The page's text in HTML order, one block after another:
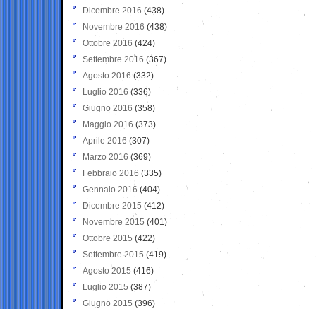
Dicembre 2016 (438)
Novembre 2016 (438)
Ottobre 2016 (424)
Settembre 2016 (367)
Agosto 2016 (332)
Luglio 2016 (336)
Giugno 2016 (358)
Maggio 2016 (373)
Aprile 2016 (307)
Marzo 2016 (369)
Febbraio 2016 (335)
Gennaio 2016 (404)
Dicembre 2015 (412)
Novembre 2015 (401)
Ottobre 2015 (422)
Settembre 2015 (419)
Agosto 2015 (416)
Luglio 2015 (387)
Giugno 2015 (396)